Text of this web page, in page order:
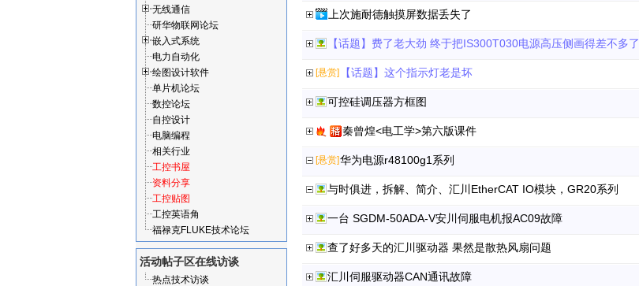
无线通信
研华物联网论坛
嵌入式系统
电力自动化
绘图设计软件
单片机论坛
数控论坛
自控设计
电脑编程
相关行业
工控书屋
资料分享
工控贴图
工控英语角
福禄克FLUKE技术论坛
活动帖子区在线访谈
热点技术访谈
上次施耐德触摸屏数据丢失了
【话题】费了老大劲 终于把IS300T030电源高压侧画得差不多了
[悬赏]
【话题】这个指示灯老是坏
可控硅调压器方框图
秦曾煌<电工学>第六版课件
[悬赏]华为电源r48100g1系列
与时俱进，拆解、简介、汇川EtherCAT IO模块，GR20系列
一台 SGDM-50ADA-V安川伺服电机报AC09故障
查了好多天的汇川驱动器 果然是散热风扇问题
汇川伺服驱动器CAN通讯故障